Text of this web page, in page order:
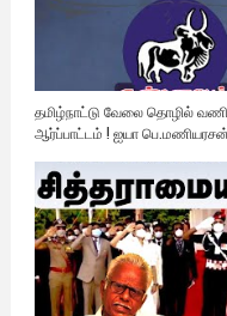
தமிழ்நாட்டு வேலை தொழில்
ஆர்ப்பாட்டம் ! ஐயா